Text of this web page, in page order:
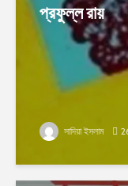
প্রফুল্ল রায়
সাদিয়া ইসলাম